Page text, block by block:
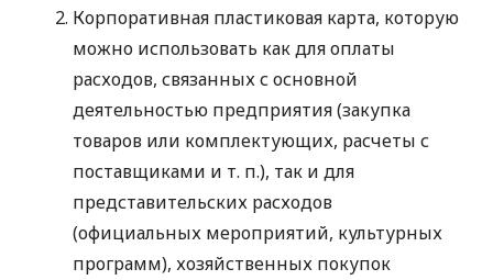
Корпоративная пластиковая карта, которую
можно использовать как для оплаты
расходов, связанных с основной
деятельностью предприятия (закупка
товаров или комплектующих, расчеты с
поставщиками и т. п.), так и для
представительских расходов
(официальных мероприятий, культурных
программ), хозяйственных покупок